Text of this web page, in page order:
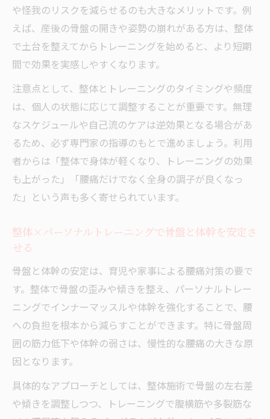
や怪我のリスクを減らせるのも大きなメリットです。例
えば、産後の骨盤の開きや姿勢の崩れがある方は、整体
で土台を整えてからトレーニングを始めると、より短期
間で効果を実感しやすくなります。
注意点として、整体とトレーニングのタイミングや頻度
は、個人の状態に応じて調整することが重要です。無理
なスケジュールや自己流のケアは逆効果となる場合があ
るため、必ず専門家の指導のもとで進めましょう。利用
者からは「整体で身体が軽くなり、トレーニングの効果
も上がった」「腰痛だけでなく全身の調子が良くなっ
た」という声も多く寄せられています。
整体×パーソナルトレーニングで骨盤と体幹を安定さ
せる
骨盤と体幹の安定は、育児や家事による腰痛対策の要で
す。整体で骨盤の歪みや傾きを整え、パーソナルトレー
ニングでインナーマッスルや体幹を強化することで、腰
への負担を根本から減らすことができます。特に骨盤周
囲の筋力低下や体幹の弱さは、慢性的な腰痛の大きな原
因となります。
具体的なアプローチとしては、整体施術で骨盤の左右差
や傾きを調整しつつ、トレーニングで腹横筋や多裂筋な